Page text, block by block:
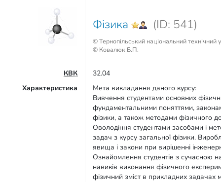
Фізика (ID: 541)
© Тернопільський національний
© Ковалюк Б.П.
КВК
32.04
Характеристика
Мета викладання даного курсу:
Вивчення студентами основних
фундаментальними поняттями,
фізики, а також методами фізичного
Оволодіння студентами засобами і
задач з курсу загальної фізики.
явища і закони при вирішенні
Ознайомлення студентів з сучасною
навиків виконання фізичного
фізичний зміст в прикладних задачах